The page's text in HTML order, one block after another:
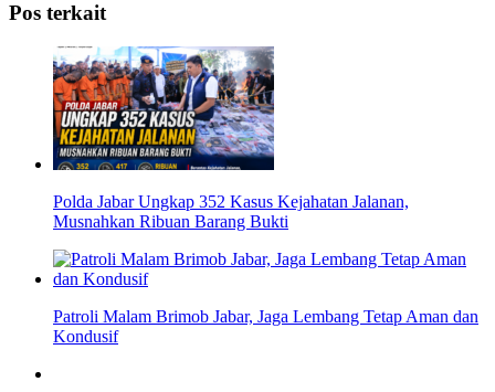
Pos terkait
Polda Jabar Ungkap 352 Kasus Kejahatan Jalanan,
Musnahkan Ribuan Barang Bukti
Patroli Malam Brimob Jabar, Jaga Lembang Tetap Aman dan
Kondusif